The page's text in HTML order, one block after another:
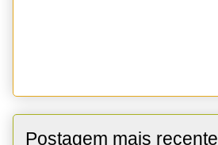
Postagem mais recente